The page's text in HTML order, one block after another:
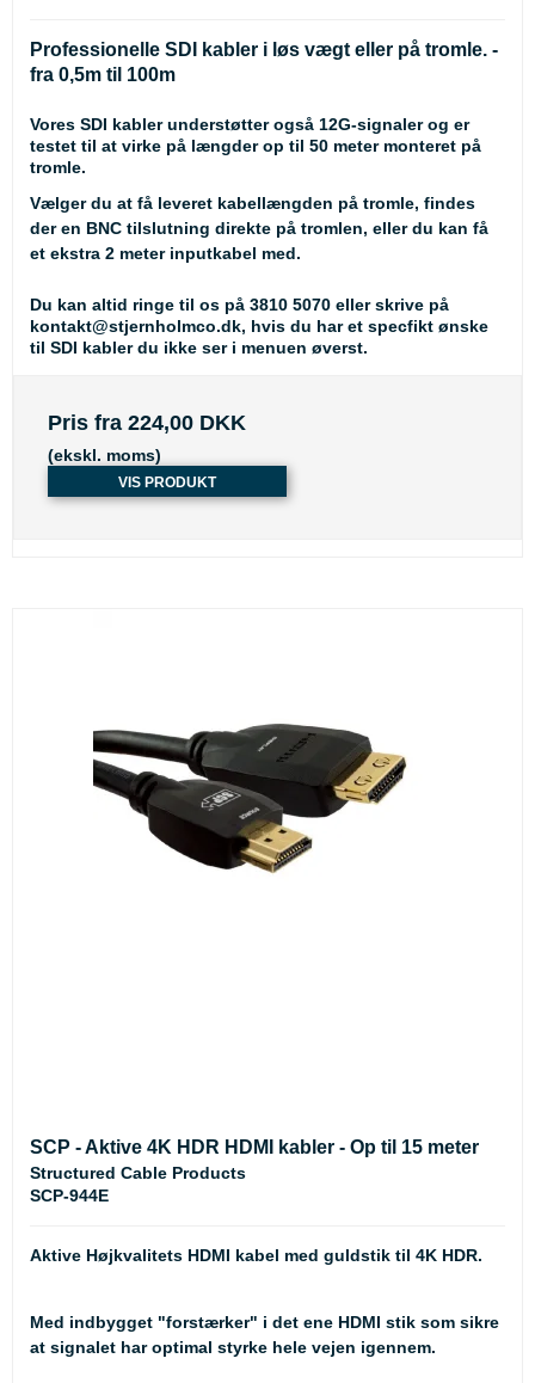
Professionelle SDI kabler i løs vægt eller på tromle. -
fra 0,5m til 100m
Vores SDI kabler understøtter også 12G-signaler og er
testet til at virke på længder op til 50 meter monteret på
tromle.
Vælger du at få leveret kabellængden på tromle, findes
der en BNC tilslutning direkte på tromlen, eller du kan få
et ekstra 2 meter inputkabel med.
Du kan altid ringe til os på 3810 5070 eller skrive på
kontakt@stjernholmco.dk, hvis du har et specfikt ønske
til SDI kabler du ikke ser i menuen øverst.
Pris fra 224,00 DKK
(ekskl. moms)
VIS PRODUKT
SCP - Aktive 4K HDR HDMI kabler - Op til 15 meter
Structured Cable Products
SCP-944E
Aktive Højkvalitets HDMI kabel med guldstik til 4K HDR.
Med indbygget "forstærker" i det ene HDMI stik som sikre
at signalet har optimal styrke hele vejen igennem.